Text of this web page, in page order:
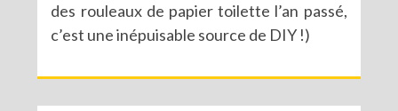
des rouleaux de papier toilette l’an passé,
c’est une inépuisable source de DIY !)